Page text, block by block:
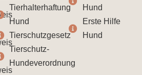
Tierhalterhaftung
Hund
Tierschutzgesetz
Tierschutz-
Hundeverordnung
Hund
Erste Hilfe
Hund